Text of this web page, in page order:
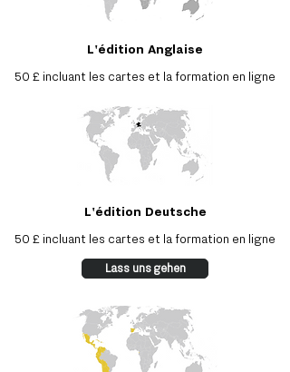
L'édition Anglaise
50 £ incluant les cartes et la formation en ligne
L'édition Deutsche
50 £ incluant les cartes et la formation en ligne
Lass uns gehen